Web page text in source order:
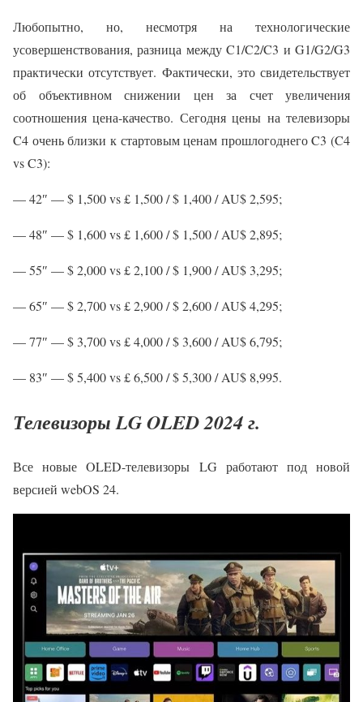
Любопытно, но, несмотря на технологические
усовершенствования, разница между C1/C2/C3 и G1/G2/G3
практически отсутствует. Фактически, это свидетельствует
об объективном снижении цен за счет увеличения
соотношения цена-качество. Сегодня цены на телевизоры
C4 очень близки к стартовым ценам прошлогоднего C3 (C4
vs C3):
— 42″ — $ 1,500 vs £ 1,500 / $ 1,400 / AU$ 2,595;
— 48″ — $ 1,600 vs £ 1,600 / $ 1,500 / AU$ 2,895;
— 55″ — $ 2,000 vs £ 2,100 / $ 1,900 / AU$ 3,295;
— 65″ — $ 2,700 vs £ 2,900 / $ 2,600 / AU$ 4,295;
— 77″ — $ 3,700 vs £ 4,000 / $ 3,600 / AU$ 6,795;
— 83″ — $ 5,400 vs £ 6,500 / $ 5,300 / AU$ 8,995.
Телевизоры LG OLED 2024 г.
Все новые OLED-телевизоры LG работают под новой
версией webOS 24.